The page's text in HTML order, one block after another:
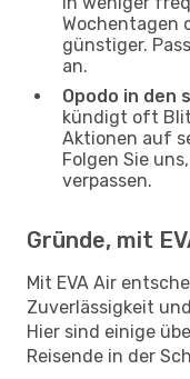
Wochentagen
günstiger.
an.
Opodo in den
kündigt oft
Aktionen auf
Folgen Sie
verpassen.
Gründe, mit
Mit EVA Air
Zuverlässigkeit
Hier sind einige
Reisende in der